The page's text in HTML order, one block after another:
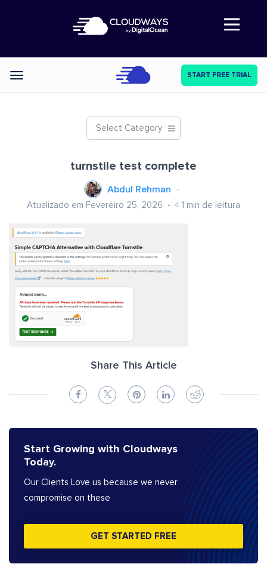
Abre a navegação
Categories START FREE TRIAL
Select Category
turnstile test complete
Abdul Rehman
Atualizado em Fevereiro 25, 2026 < 1 min de leitura
Share This Article
Start Growing with Cloudways
Today.
Our Clients Love us because we never
compromise on these
GET STARTED FREE